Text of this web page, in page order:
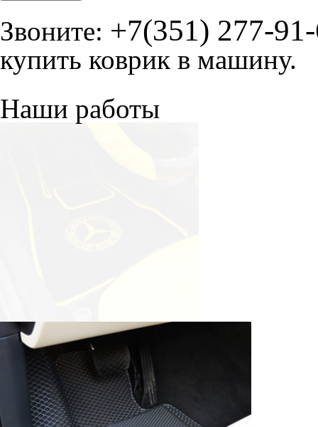
Звоните: +7(351) 277-
купить коврик в машину.
Наши работы
© ателье «Автоковрики
корпус 1.